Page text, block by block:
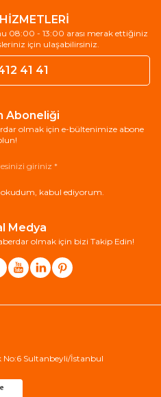
08:00 - 13:00 arası merak ettiğiniz
için ulaşabilirsiniz.
41 41
Aboneliği
olmak için e-bültenimize abone
okudum, kabul ediyorum.
Medya
olmak için bizi Takip Edin!
No:6 Sultanbeyli/İstanbul